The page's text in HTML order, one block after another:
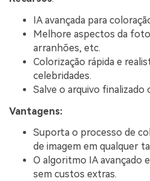
IA avançada para
Melhore aspectos da
arranhões, etc.
Colorização rápida e
celebridades.
Salve o arquivo finalizado
Vantagens:
Suporta o processo de
de imagem em qualquer
O algoritmo IA avançado
sem custos extras.